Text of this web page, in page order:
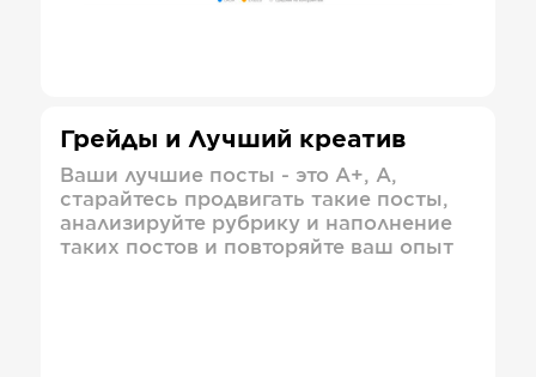
Грейды и Лучший креатив
Ваши лучшие посты - это А+, А,
старайтесь продвигать такие посты,
анализируйте рубрику и наполнение
таких постов и повторяйте ваш опыт